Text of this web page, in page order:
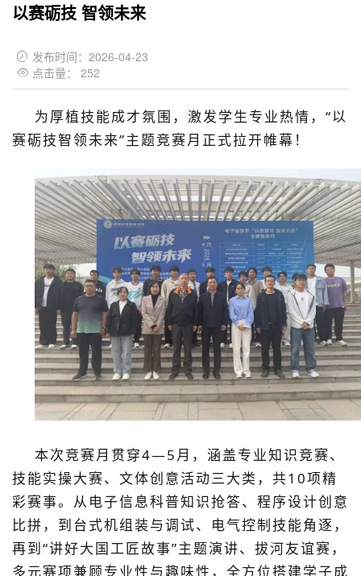
以赛砺技 智领未来
 发布时间：2026-04-23
 点击量： 252
为厚植技能成才氛围，激发学生专业热情， “以
赛砺技智领未来”主题竞赛月正式拉开帷幕！
本次竞赛月 贯穿4—5月，涵盖专业知识竞赛、
技能实操大赛、文体创意活动三大类，共1 0项精
彩赛事。从电子信息科普知识抢答、程序设计创意
比拼，到台式机组装与调试、电气控制技能角逐，
再到“讲好大国工匠故事”主题演讲、拔河友谊赛，
多元赛项兼顾专业性与趣味性，全方位搭建学子成